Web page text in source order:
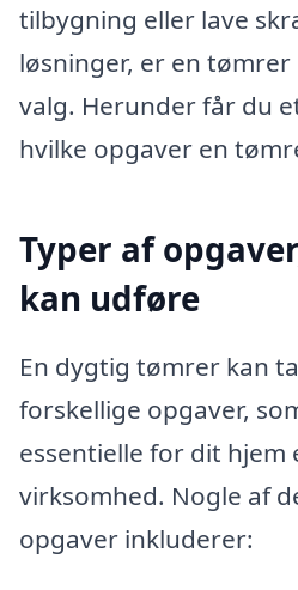
tilbygning eller lave
løsninger, er en
valg. Herunder får du
hvilke opgaver en
Typer af
kan udføre
En dygtig tømrer kan
forskellige opgaver,
essentielle for dit hjem
virksomhed. Nogle af
opgaver inkluderer: